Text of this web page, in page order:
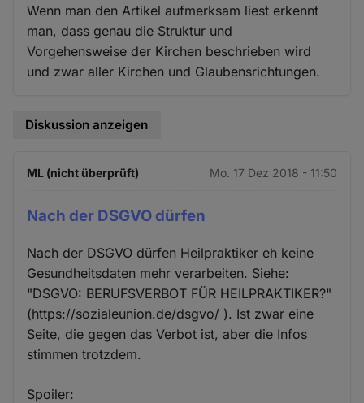
Wenn man den Artikel aufmerksam liest erkennt
man, dass genau die Struktur und
Vorgehensweise der Kirchen beschrieben wird
und zwar aller Kirchen und Glaubensrichtungen.
Diskussion anzeigen
ML (nicht überprüft) Mo. 17 Dez 2018 - 11:50
Nach der DSGVO dürfen
Nach der DSGVO dürfen Heilpraktiker eh keine
Gesundheitsdaten mehr verarbeiten. Siehe:
"DSGVO: BERUFSVERBOT FÜR HEILPRAKTIKER?"
(https://sozialeunion.de/dsgvo/ ). Ist zwar eine
Seite, die gegen das Verbot ist, aber die Infos
stimmen trotzdem.
Spoiler: